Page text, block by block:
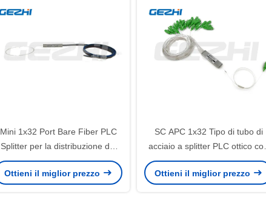
Mini 1x32 Port Bare Fiber PLC
Splitter per la distribuzione del
segnale ottico
Ottieni il miglior prezzo
SC APC 1x32 Tipo di tubo di
acciaio a splitter PLC ottico con
fibra G657A1 per applicazioni
FTTH
Ottieni il miglior prezzo